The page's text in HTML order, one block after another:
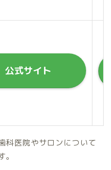
公式サイト
科医院やサロンについて